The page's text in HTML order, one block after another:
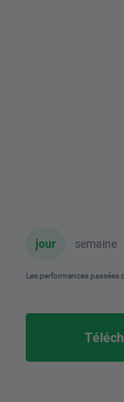
jour semaine
Les performances passées